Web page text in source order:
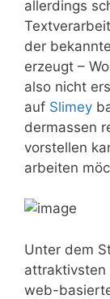
allerdings
der bekannte
erzeugt –
also nicht
auf Slimey
dermassen
vorstellen
arbeiten
Unter dem
attraktivsten
web-